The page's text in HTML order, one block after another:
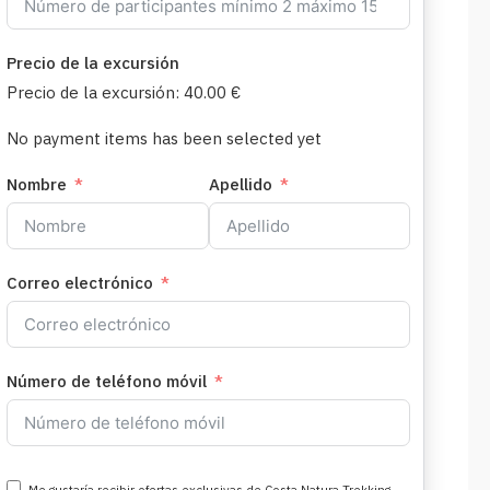
Precio de la excursión
Precio de la excursión: 40.00 €
No payment items has been selected yet
Nombre Apellido
Correo electrónico
Número de teléfono móvil